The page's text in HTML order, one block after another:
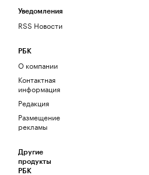
Уведомления
RSS Новости
РБК
О компании
Контактная
информация
Редакция
Размещение
рекламы
Другие
продукты
РБК